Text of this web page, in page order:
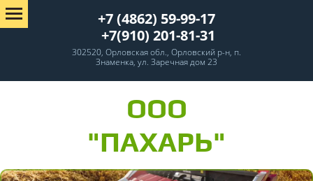
+7 (4862) 59-99-17
+7(910) 201-81-31
302520, Орловская обл., Орловский р-н, п.
Знаменка, ул. Заречная дом 23
ООО
"ПАХАРЬ"